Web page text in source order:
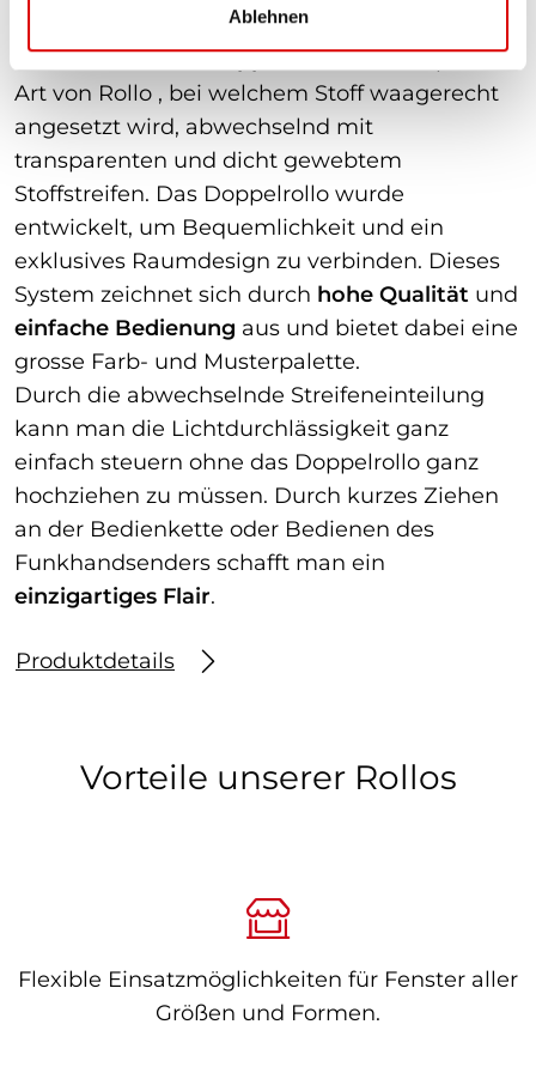
Ablehnen
DasShadowLine Doppelrolloist eine spezielle
Art von Rollo , bei welchem Stoff waagerecht
angesetzt wird, abwechselnd mit
transparenten und dicht gewebtem
Stoffstreifen. Das Doppelrollo wurde
entwickelt, um Bequemlichkeit und ein
exklusives Raumdesign zu verbinden. Dieses
System zeichnet sich durch hohe Qualität und
einfache Bedienung aus und bietet dabei eine
grosse Farb- und Musterpalette.
Durch die abwechselnde Streifeneinteilung
kann man die Lichtdurchlässigkeit ganz
einfach steuern ohne das Doppelrollo ganz
hochziehen zu müssen. Durch kurzes Ziehen
an der Bedienkette oder Bedienen des
Funkhandsenders schafft man ein
einzigartiges Flair.
Produktdetails
Vorteile unserer Rollos
Flexible Einsatzmöglichkeiten für Fenster aller
Größen und Formen.